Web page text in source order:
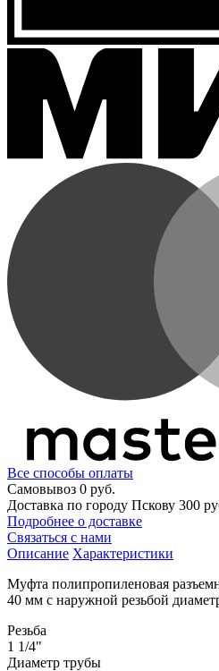
Все способы оплаты
Самовывоз 0 руб.
Доставка по городу Пскову 300
Подробнее о доставке
Связаться с нами
Описание Характеристики
Муфта полипропиленовая
40 мм с наружной резьбой
Резьба
1 1/4"
Диаметр трубы